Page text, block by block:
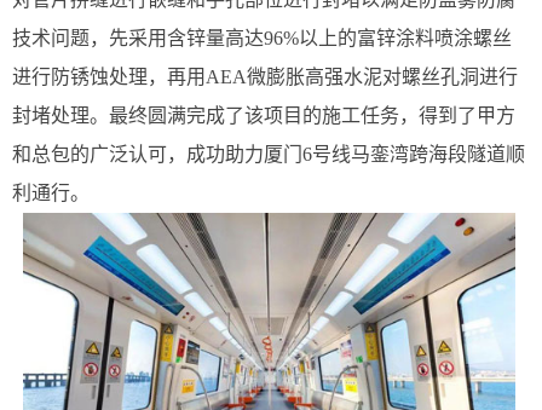
技术问题，先采用含锌量高达96%以上的富锌涂料喷涂螺丝
进行防锈蚀处理，再用AEA微膨胀高强水泥对螺丝孔洞进行
封堵处理。最终圆满完成了该项目的施工任务，得到了甲方
和总包的广泛认可，成功助力厦门6号线马銮湾跨海段隧道顺
利通行。